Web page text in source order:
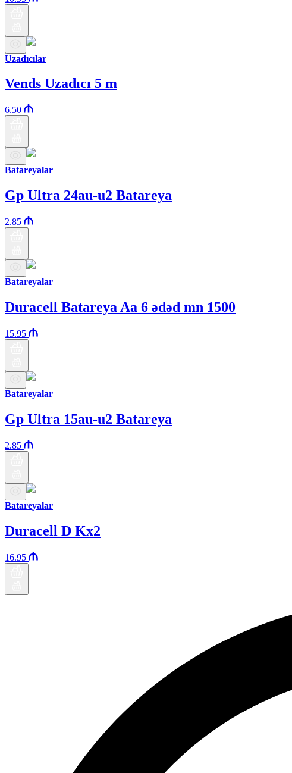
Uzadıcılar
Vends Uzadıcı 5 m
6.50
Batareyalar
Gp Ultra 24au-u2 Batareya
2.85
Batareyalar
Duracell Batareya Aa 6 ədəd mn 1500
15.95
Batareyalar
Gp Ultra 15au-u2 Batareya
2.85
Batareyalar
Duracell D Kx2
16.95